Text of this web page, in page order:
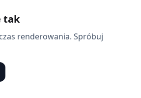
tak
renderowania. Spróbuj